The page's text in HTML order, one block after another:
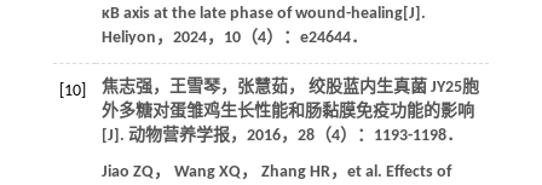
κB axis at the late phase of wound-healing[J].
Heliyon ， 2024， 10（4）：e24644．
[10]
焦志强，王雪琴，张慧茹， 绞股蓝内生真菌 JY25胞
外多糖对蛋雏鸡生长性能和肠黏膜免疫功能的影响
[J]. 动物营养学报， 2016， 28（4）：1193-1198．
Jiao ZQ， Wang XQ， Zhang HR，et al. Effects of